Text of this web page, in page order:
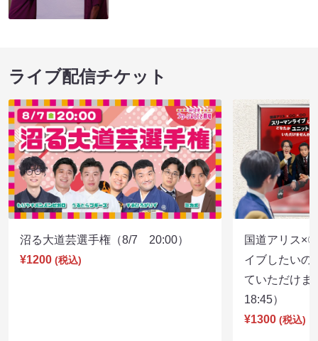
ライブ配信チケット
沼る大道芸選手権（8/7 20:00）
¥1200 (税込)
国道アリス×
イブしたいの
ていただけ
18:45）
¥1300 (税込)